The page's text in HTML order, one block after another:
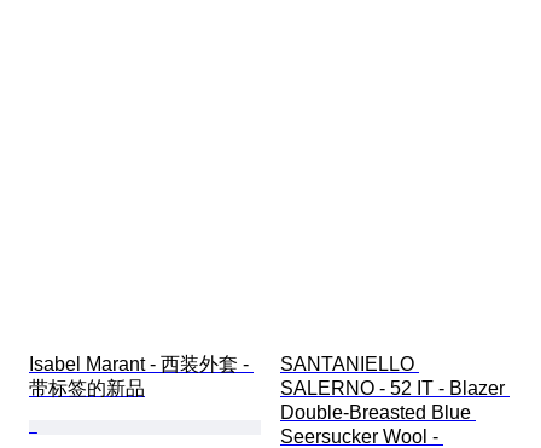
Isabel Marant - 西装外套 -
带标签的新品
SANTANIELLO
SALERNO - 52 IT - Blazer
Double-Breasted Blue
Seersucker Wool -